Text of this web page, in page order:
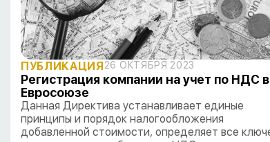
ПУБЛИКАЦИЯ26 ОКТЯБРЯ 2023
Регистрация компании на учет по НДС в
Евросоюзе
Данная Директива устанавливает единые
принципы и порядок налогообложения
добавленной стоимости, определяет все